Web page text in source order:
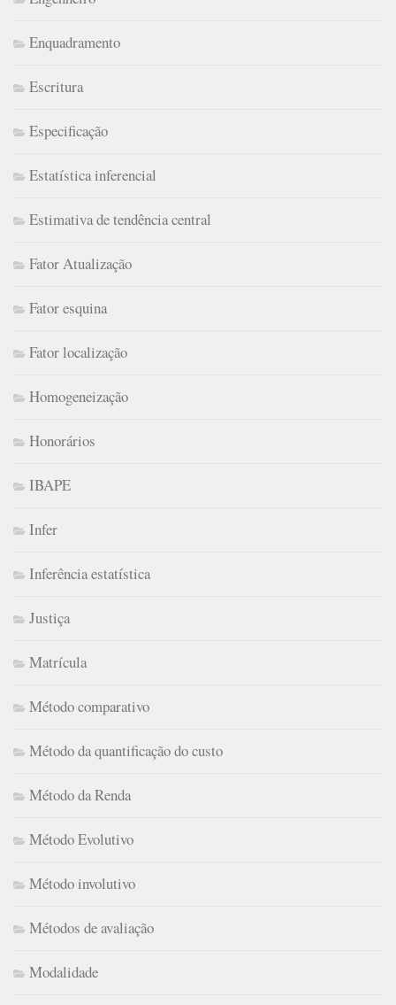
Enquadramento
Escritura
Especificação
Estatística inferencial
Estimativa de tendência central
Fator Atualização
Fator esquina
Fator localização
Homogeneização
Honorários
IBAPE
Infer
Inferência estatística
Justiça
Matrícula
Método comparativo
Método da quantificação do custo
Método da Renda
Método Evolutivo
Método involutivo
Métodos de avaliação
Modalidade